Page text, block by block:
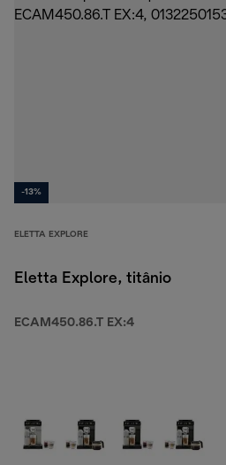
-13%
ELETTA EXPLORE
Eletta Explore, titânio
ECAM450.86.T EX:4